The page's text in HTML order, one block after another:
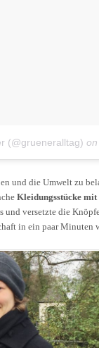
(@grueneralltag) on
und die Umwelt zu
Kleidungsstücke
versetzte die
in ein paar Minuten